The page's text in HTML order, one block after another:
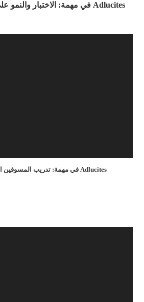
Adlucites في مهمة: تدريب المسوقين الرقميين في المستقبل
Adlucites في مهمة: الاختبار والنمو على TikTok